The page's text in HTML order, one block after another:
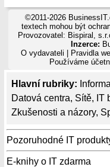
Hlavní rubriky:
Datová centra, Sítě, IT
Zkušenosti a názory,
Pozoruhodné IT
E-knihy o IT zdarma
©2011-2026
textech mohou být
Provozovatel: Bispiral,
Inzerce:
O vydavateli
Pravidla
Používáme